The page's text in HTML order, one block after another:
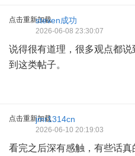
点击重新加载steven成功
2026-06-08 23:30:07
说得很有道理，很多观点都
到这类帖子。
点击重新加载jmr1314cn
2026-06-10 20:19:03
看完之后深有感触，有些话真